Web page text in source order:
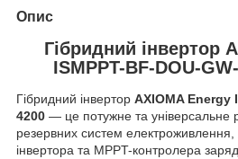
Опис
Гібридний інвертор
ІSMPPT-BF-DOU-
Гібридний інвертор AXIOMA Energy
4200 — це потужне та універсальне
резервних систем електроживлення,
інвертора та MPPT-контролера